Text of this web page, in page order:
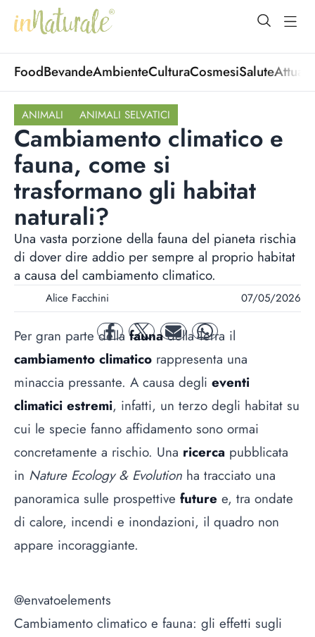
open
FoodBevandeAmbienteCulturaCosmesiSalute
ANIMALI ANIMALI SELVATICI
Cambiamento climatico e
fauna, come si
trasformano gli habitat
naturali?
Una vasta porzione della fauna del pianeta rischia
di dover dire addio per sempre al proprio habitat
a causa del cambiamento climatico.
Alice Facchini 07/05/2026
facebooktwitter mail whatsapp
Per gran parte dellafaunadella Terra il
cambiamento climatico rappresenta una
minaccia pressante. A causa degli eventi
climatici estremi, infatti, un terzo degli habitat su
cui le specie fanno affidamento sono ormai
concretamente a rischio. Una ricerca pubblicata
in Nature Ecology & Evolution ha tracciato una
panoramica sulle prospettive future e, tra ondate
di calore, incendi e inondazioni, il quadro non
appare incoraggiante.
@envatoelements
Cambiamento climatico e fauna: gli effetti sugli